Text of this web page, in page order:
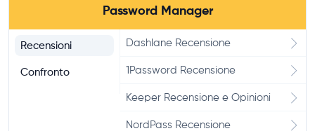
Recensione, Opinioni
360 Total Security Recensione e
Test
Password Manager
Recensioni
Confronto
Dashlane Recensione
1Password Recensione
Keeper Recensione e Opinioni
NordPass Recensione